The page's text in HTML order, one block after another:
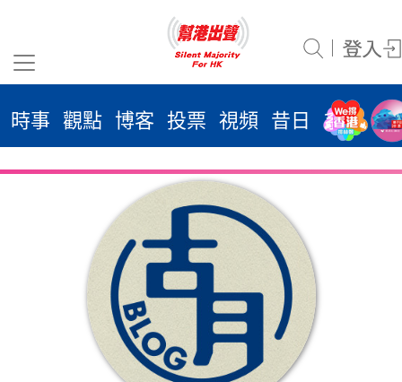
2026
年 8
時事 觀點 博客 投票 視頻 昔日 系列 活